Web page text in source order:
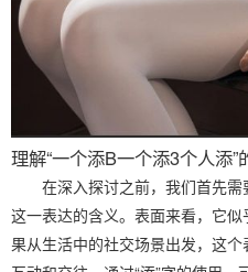
理解“一个添B一个添3个人添”
在深入探讨之前，我们首先需
这一表达的含义。表面来看，它
果从生活中的社交场景出发，这